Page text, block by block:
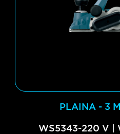
PLAINA - 3
WS5343-220 V |